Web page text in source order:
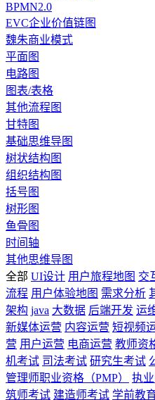
BPMN2.0
EVC企业价值链图
魏朱商业模式
平面图
电路图
图表/表格
其他流程图
甘特图
基础思维导图
树状结构图
组织结构图
括号图
树形图
鱼骨图
时间轴
其他思维导图
全部 UI设计 用户旅程地图 交
流程 用户体验地图 需求分析
架构 java 大数据 后端开发 运
新媒体运营 内容运营 短视频
营 用户运营 电商运营 教师资
机考试 司法考试 研究生考试
管理师职业资格（PMP）
执
筑师考试 建造师考试 学前教